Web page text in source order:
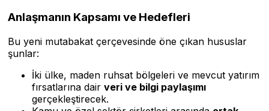
Anlaşmanın Kapsamı ve Hedefleri
Bu yeni mutabakat çerçevesinde öne çıkan hususlar
şunlar:
İki ülke, maden ruhsat bölgeleri ve mevcut yatırım
fırsatlarına dair veri ve bilgi paylaşımı
gerçekleştirecek.